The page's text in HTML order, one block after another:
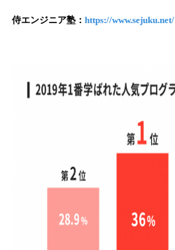
み
侍エンジニア塾： https://www.sejuku.net/